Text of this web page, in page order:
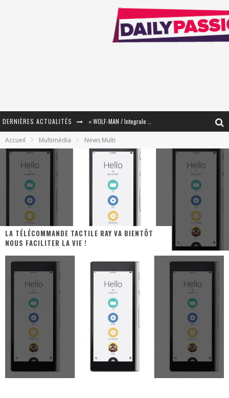
DERNIÈRES ACTUALITÉS
Star Fox
Accueil Multimédia News Multi
LA TÉLÉCOMMANDE TACTILE RAY VA BIENTÔT
NOUS FACILITER LA VIE !